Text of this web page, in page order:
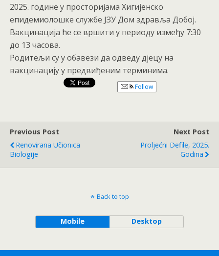
2025. године у просторијама Хигијенско
епидемиолошке службе ЈЗУ Дом здравља Добој.
Вакцинација ће се вршити у периоду између 7:30
до 13 часова.
Родитељи су у обавези да одведу дјецу на
вакцинацију у предвиђеним терминима.
Follow
Previous Post
Renovirana Učionica
Biologije
Next Post
Proljećni Defile, 2025.
Godina
Back to top
Mobile Desktop